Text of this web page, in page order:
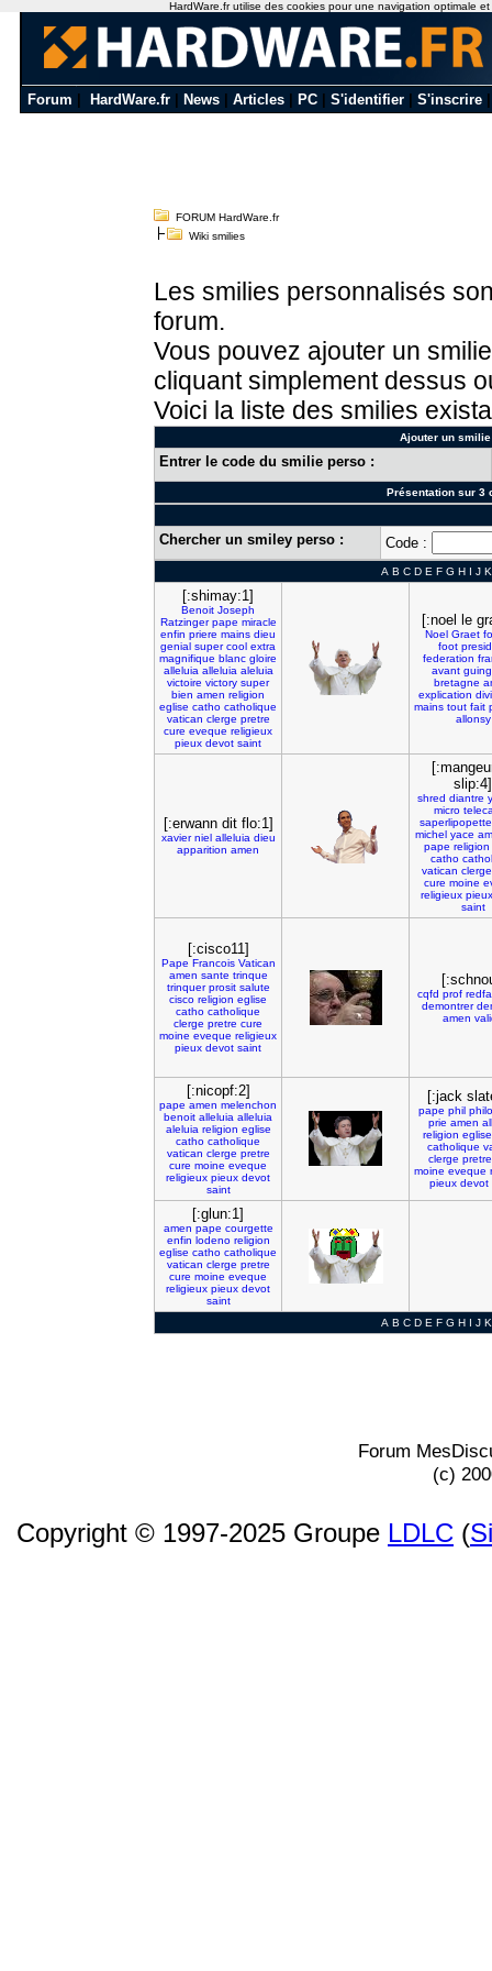
Forum HardWare.fr News Articles PC S'identifier S'inscrire
FORUM HardWare.fr
Wiki smilies
Les smilies personnalisés
forum.
Vous pouvez ajouter un
cliquant simplement dessus
Voici la liste des smilies
Ajouter un
Entrer le code du smilie perso :
Présentation sur 3
Chercher un smiley perso : Code :
A B C D E F G H I J K
[:shimay:1]
Benoit Joseph
Ratzinger pape miracle
enfin priere mains dieu
genial super cool extra
magnifique blanc gloire
alleluia alleluia aleluia
victoire victory super
bien amen religion
eglise catho catholique
vatican clerge pretre
cure eveque religieux
pieux devot saint
[:noel le
Noel Graet
foot
federation
avant
bretagne
explication
mains tout fait
allonsy
[:erwann dit flo:1]
xavier niel alleluia dieu
apparition amen
slip:4]
shred diantre
micro
saperlipopette
michel yace
pape religion
catho
vatican clerge
cure moine
religieux pieux
saint
[:cisco11]
Pape Francois Vatican
amen sante trinque
trinquer prosit salute
cisco religion eglise
catho catholique
clerge pretre cure
moine eveque religieux
pieux devot saint
cqfd prof
demontrer
amen
[:nicopf:2]
pape amen melenchon
benoit alleluia alleluia
aleluia religion eglise
catho catholique
vatican clerge pretre
cure moine eveque
religieux pieux devot
saint
[:jack
pape phil
prie amen
religion eglise
catholique
clerge pretre
moine eveque
pieux devot
[:glun:1]
amen pape courgette
enfin lodeno religion
eglise catho catholique
vatican clerge pretre
cure moine eveque
religieux pieux devot
saint
A B C D E F G H I J K
Forum
(c)
Copyright © 1997-2025 Groupe LDLC (
HardWare.fr utilise des cookies pour une navigation optimale